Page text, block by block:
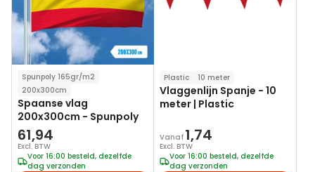
Spunpoly 165gr/m2
200x300cm
Spaanse vlag
200x300cm - Spunpoly
61,94
Excl. BTW
Voor 16:00 besteld, dezelfde
dag verzonden
Plastic 10 meter
Vlaggenlijn Spanje - 10
meter | Plastic
Vanaf 1,74
Excl. BTW
Voor 16:00 besteld, dezelfde
dag verzonden